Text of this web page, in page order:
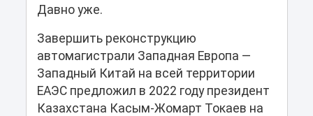
Давно уже.
Завершить реконструкцию
автомагистрали Западная Европа —
Западный Китай на всей территории
ЕАЭС предложил в 2022 году президент
Казахстана Касым-Жомарт Токаев на